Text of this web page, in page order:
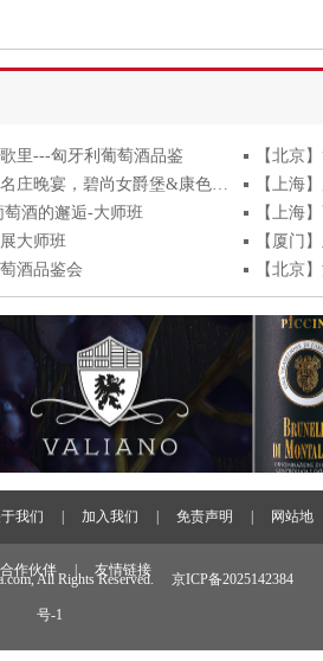
里---匈牙利葡萄酒品鉴
【北京
【上海】11月27日，法国名庄晚宴，碧尚女爵堡&康色扬酒庄，开始报名！
【上海
萄酒的邂逅-大师班
【上海
大师班
【厦门
酒品鉴会
【北京
我们 加入我们 免责声明 网站地
合作伙伴 友情链接
All Rights Reserved. 京ICP备2025142384
号-1